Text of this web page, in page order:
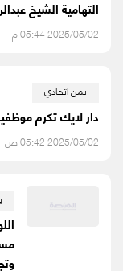
التهامية الشيخ
2025/05/02 05:44 م
يمن اتحادي
دار لايك تكرم
2025/05/02 05:42 ص